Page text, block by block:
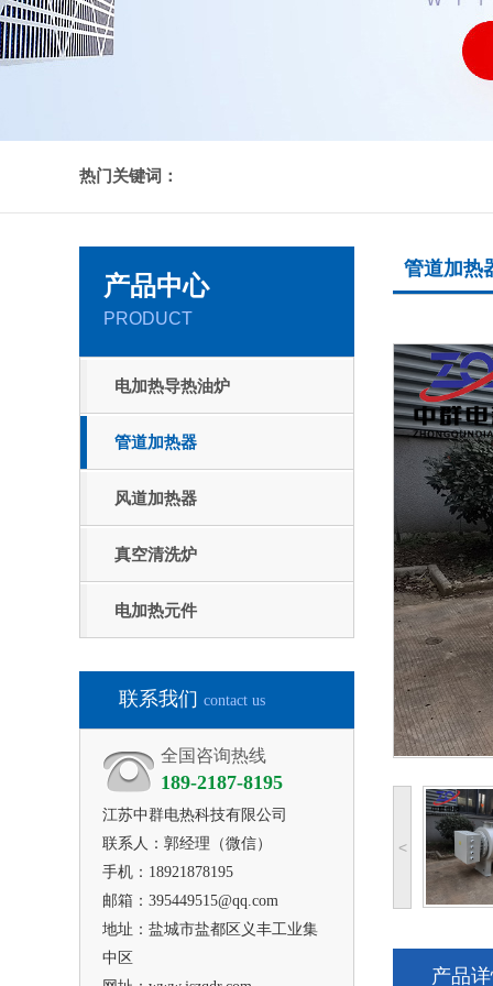
热门关键词：
产品中心
PRODUCT
电加热导热油炉
管道加热器
风道加热器
真空清洗炉
电加热元件
联系我们 contact us
全国咨询热线
189-2187-8195
江苏中群电热科技有限公司
联系人：郭经理（微信）
手机：18921878195
邮箱：395449515@qq.com
地址：盐城市盐都区义丰工业集
中区
管道加热
<
产品